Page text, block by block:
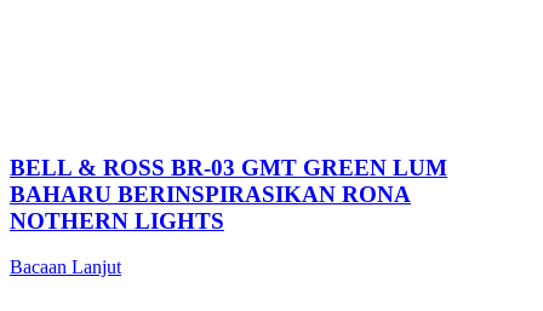
BELL & ROSS BR-03 GMT GREEN LUM
BAHARU BERINSPIRASIKAN RONA
NOTHERN LIGHTS
Bacaan Lanjut